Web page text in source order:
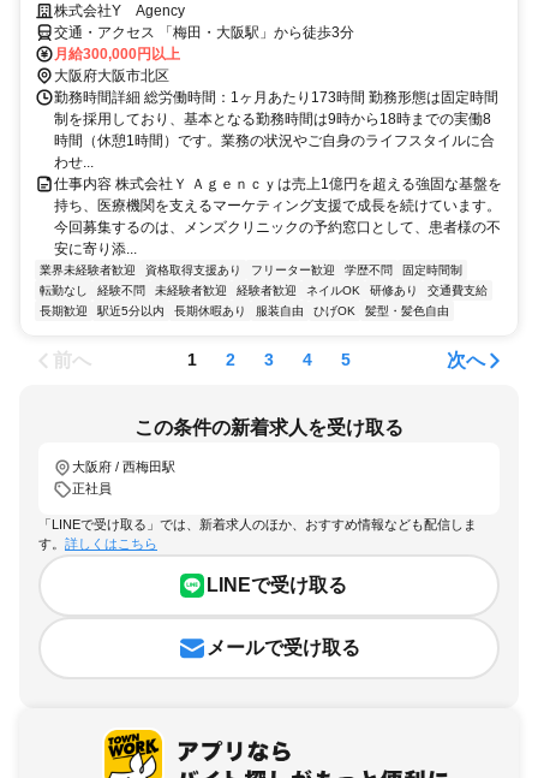
株式会社Y Agency
交通・アクセス 「梅田・大阪駅」から徒歩3分
月給300,000円以上
大阪府大阪市北区
勤務時間詳細 総労働時間：1ヶ月あたり173時間 勤務形態は固定時間
制を採用しており、基本となる勤務時間は9時から18時までの実働8
時間（休憩1時間）です。業務の状況やご自身のライフスタイルに合
わせ...
仕事内容 株式会社Ｙ Ａｇｅｎｃｙは売上1億円を超える強固な基盤を
持ち、医療機関を支えるマーケティング支援で成長を続けています。
今回募集するのは、メンズクリニックの予約窓口として、患者様の不
安に寄り添...
業界未経験者歓迎 資格取得支援あり フリーター歓迎 学歴不問
固定時間制
転勤なし
経験不問 未経験者歓迎 経験者歓迎 ネイルOK 研修あり
交通費支給
長期歓迎
駅近5分以内 長期休暇あり 服装自由 ひげOK 髪型・髪色自由
前へ 1 2 3 4 5 次へ
この条件の新着求人を受け取る
大阪府 / 西梅田駅
正社員
「LINEで受け取る」では、新着求人のほか、おすすめ情報なども配信しま
す。 詳しくはこちら
LINEで受け取る
メールで受け取る